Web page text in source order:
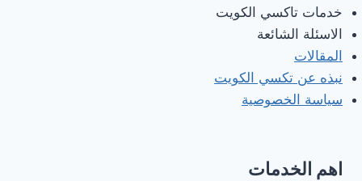
خدمات تاكسي الكويت
الاسئلة الشائعة
المقالات
نبذه عن تكسي الكويت
سياسة الخصوصية
اهم الخدمات